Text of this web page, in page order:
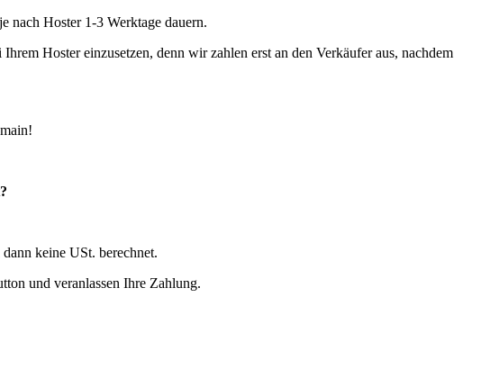
nach Hoster 1-3 Werktage dauern.
Hoster einzusetzen, denn wir zahlen erst an den Verkäufer aus, nachdem
keine USt. berechnet.
und veranlassen Ihre Zahlung.